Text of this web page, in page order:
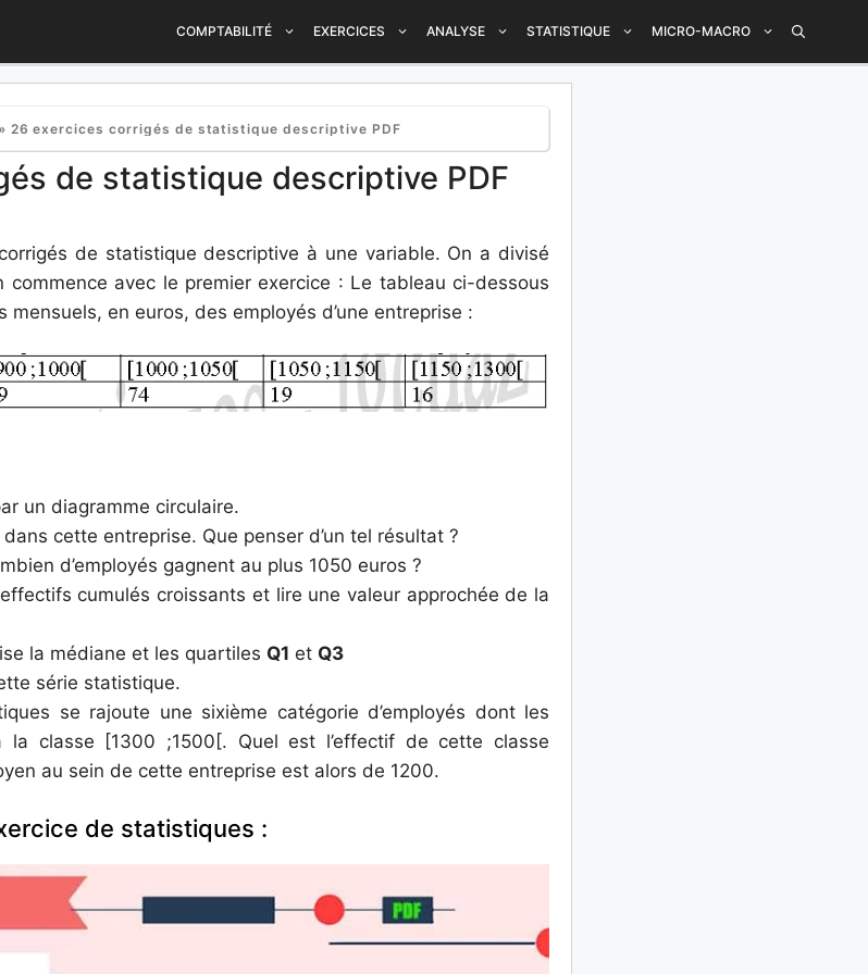
COMPTABILITÉ EXERCICES ANALYSE STATISTIQUE MICRO-MACRO
» 26 exercices corrigés de statistique descriptive PDF
de statistique descriptive PDF
de statistique descriptive à une variable. On a divisé
avec le premier exercice : Le tableau ci-dessous
en euros, des employés d’une entreprise :
un diagramme circulaire.
cette entreprise. Que penser d’un tel résultat ?
d’employés gagnent au plus 1050 euros ?
cumulés croissants et lire une valeur approchée de la
la médiane et les quartiles Q1 et Q3
série statistique.
se rajoute une sixième catégorie d’employés dont les
la classe [1300 ;1500[. Quel est l’effectif de cette classe
au sein de cette entreprise est alors de 1200.
de statistiques :